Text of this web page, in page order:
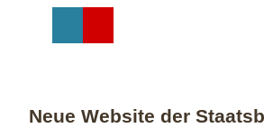
Neue Website der